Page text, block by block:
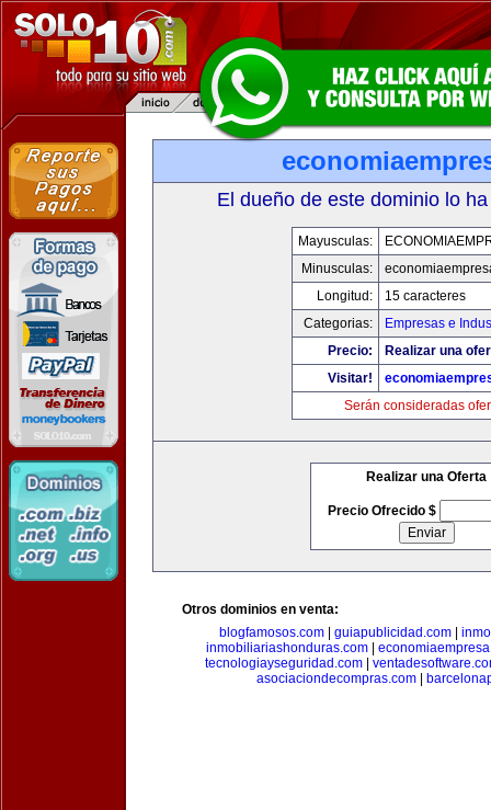
El dueño de este dominio lo
Mayusculas:
Minusculas:
Longitud:
15 caracteres
Categorias:
Empresas e
Precio:
Realizar una
Visitar!
Serán consideradas
Realizar una Oferta
Precio Ofrecido $
Otros dominios en venta:
blogfamosos.com
guiapublicidad.com
inmobiliariashonduras.com
tecnologiayseguridad.com|
asociaciondecompras.com|